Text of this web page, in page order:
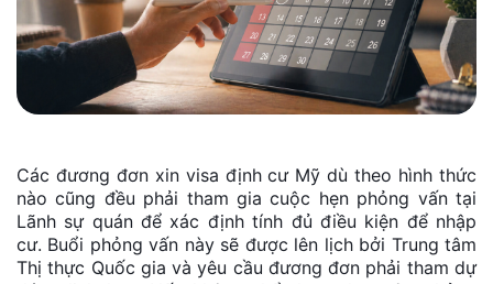
Các đương đơn xin visa định cư Mỹ dù theo hình thức
nào cũng đều phải tham gia cuộc hẹn phỏng vấn tại
Lãnh sự quán để xác định tính đủ điều kiện để nhập
cư. Buổi phỏng vấn này sẽ được lên lịch bởi Trung tâm
Thị thực Quốc gia và yêu cầu đương đơn phải tham dự